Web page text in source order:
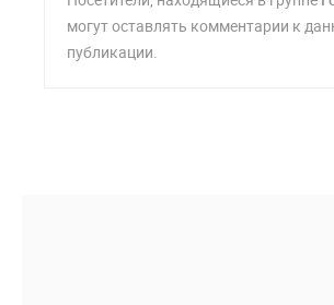
могут оставлять комментарии к
публикации.